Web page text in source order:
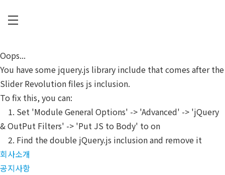
P
Oops...
You have some jquery.js library include that comes after the
Slider Revolution files js inclusion.
To fix this, you can:
1. Set 'Module General Options' -> 'Advanced' -> 'jQuery
& OutPut Filters' -> 'Put JS to Body' to on
2. Find the double jQuery.js inclusion and remove it
회사소개
공지사항